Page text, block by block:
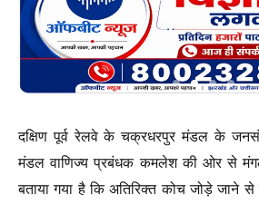
दक्षिण पूर्व रेलवे के चक्रधरपुर मंडल के
मंडल वाणिज्य प्रबंधक कमलेश की ओर से
बताया गया है कि अतिरिक्त कोच जोड़े जाने से